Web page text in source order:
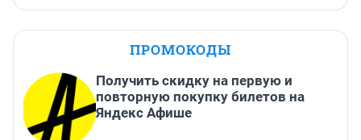
ПРОМОКОДЫ
Получить скидку на первую и
повторную покупку билетов на
Яндекс Афише